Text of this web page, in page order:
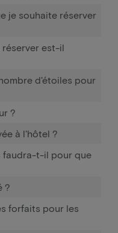
je souhaite réserver
est-il
d'étoiles pour
?
à l'hôtel ?
faudra-t-il pour que
?
forfaits pour les